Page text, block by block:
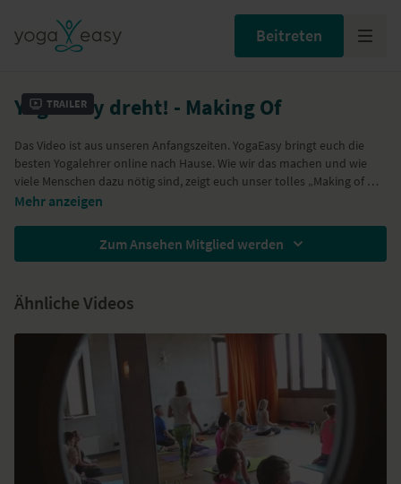
Beitreten
Trailer
YogaEasy dreht! - Making Of
Das Video ist aus unseren Anfangszeiten. YogaEasy bringt euch die
besten Yogalehrer online nach Hause. Wie wir das machen und wie
viele Menschen dazu nötig sind, zeigt euch unser tolles „Making of …“-
Video, für das Daniel Stolba von der Hamburger Produktion LitVideo
für das Konzept der Iyengar-Stunde: Marina Pagel. Als Lehrerinnen auf
Vielen Dank an das wunderbare Produktionsteam von
Mehr anzeigen
Zum Ansehen Mitglied werden
Ähnliche Videos